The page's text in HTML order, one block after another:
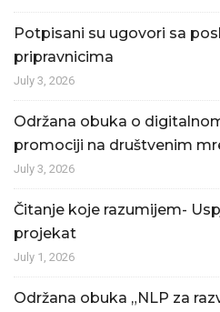
Potpisani su ugovori sa
pripravnicima
July 3, 2026
Održana obuka o
promociji na društvenim
July 3, 2026
Čitanje koje razumijem-
projekat
July 1, 2026
Održana obuka „NLP za